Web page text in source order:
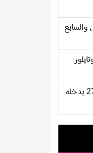
عيد ميلاد عضو فريق BTS بارك جيمين الـ 27 يدخله